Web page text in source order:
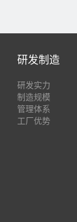
研发制造
研发实力
制造规模
管理体系
工厂优势